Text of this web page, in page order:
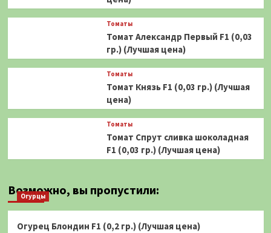
Томаты
Томат Александр Первый F1 (0,03
гр.) (Лучшая цена)
Томаты
Томат Князь F1 (0,03 гр.) (Лучшая
цена)
Томаты
Томат Спрут сливка шоколадная
F1 (0,03 гр.) (Лучшая цена)
Возможно, вы пропустили:
Огурцы
Огурец Блондин F1 (0,2 гр.) (Лучшая цена)